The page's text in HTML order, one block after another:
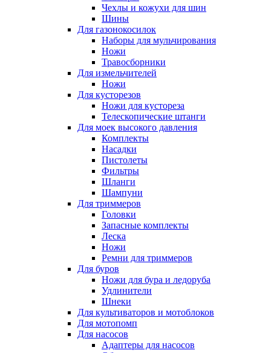
Чехлы и кожухи для шин
Шины
Для газонокосилок
Наборы для мульчирования
Ножи
Травосборники
Для измельчителей
Ножи
Для кусторезов
Ножи для кустореза
Телескопические штанги
Для моек высокого давления
Комплекты
Насадки
Пистолеты
Фильтры
Шланги
Шампуни
Для триммеров
Головки
Запасные комплекты
Леска
Ножи
Ремни для триммеров
Для буров
Ножи для бура и ледоруба
Удлинители
Шнеки
Для культиваторов и мотоблоков
Для мотопомп
Для насосов
Адаптеры для насосов